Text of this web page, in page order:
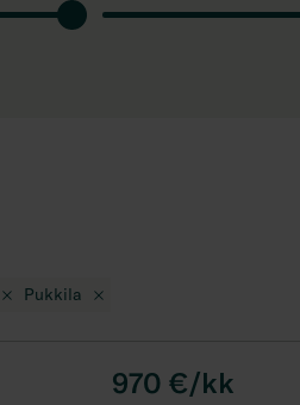
Pukkila
970 €/kk